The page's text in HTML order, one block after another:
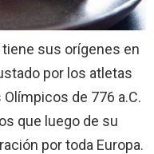
sus orígenes en
por los atletas
de 776 a.C.
que luego de su
por toda Europa.